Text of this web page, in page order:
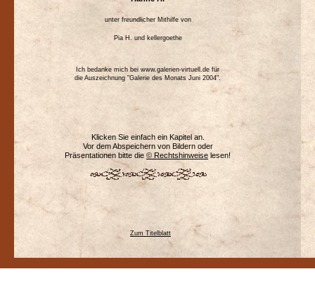
unter freundlicher Mithilfe von
Pia H. und kellergoethe
Ich bedanke mich bei www.galerien-virtuell.de für
die Auszeichnung "Galerie des Monats Juni 2004".
Klicken Sie einfach ein Kapitel an.
Vor dem Abspeichern von Bildern oder
Präsentationen bitte die © Rechtshinweise lesen!
Zum Titelblatt